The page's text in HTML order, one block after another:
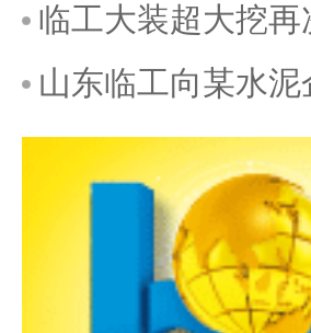
临工大装超大挖
山东临工向某水